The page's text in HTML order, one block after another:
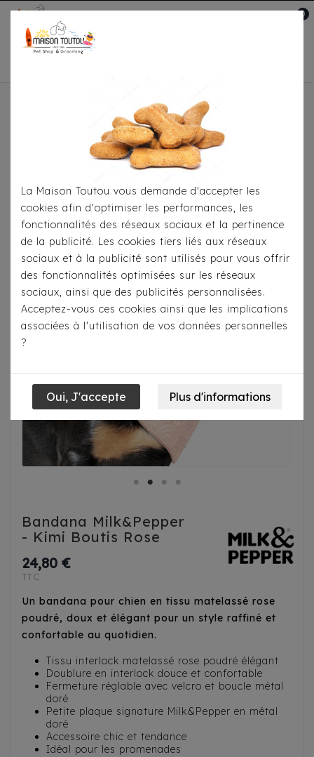
0
Accueil
Pour
Accessoires
Bandana Milk&Pepper -
Kimi Boutis Rose
Bandana Milk&Pepper
- Kimi Boutis Rose
24,80 €
TTC
Un bandana pour chien en tissu matelassé rose
poudré, doux et élégant pour un style raffiné et
confortable au quotidien.
Tissu interlock matelassé rose poudré élégant
Doublure en interlock douce et confortable
Fermeture réglable avec velcro et boucle métal
doré
Petite plaque signature Milk&Pepper en métal
doré
Accessoire chic et tendance
Idéal pour les promenades
La Maison Toutou vous demande d'accepter les
cookies afin d'optimiser les performances, les
fonctionnalités des réseaux sociaux et la pertinence
de la publicité. Les cookies tiers liés aux réseaux
sociaux et à la publicité sont utilisés pour vous offrir
des fonctionnalités optimisées sur les réseaux
sociaux, ainsi que des publicités personnalisées.
Acceptez-vous ces cookies ainsi que les implications
associées à l'utilisation de vos données personnelles
?